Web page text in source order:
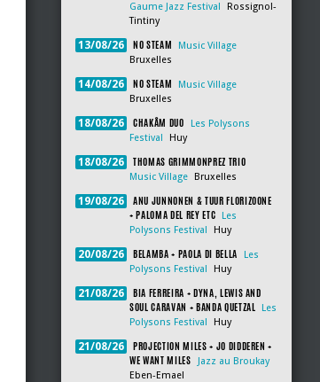
Gaume Jazz Festival
Rossignol-
Tintiny
13/08/26 NO STEAM
Music Village
Bruxelles
14/08/26 NO STEAM
Music Village
Bruxelles
18/08/26 CHAKÂM DUO
Les Polysons
Festival
Huy
18/08/26 THOMAS GRIMMONPREZ TRIO
Music Village Bruxelles
19/08/26
ANU JUNNONEN & TUUR FLORIZOONE
+ PALOMA DEL REY ETC
Les
Polysons Festival
Huy
20/08/26 BELAMBA + PAOLA DI BELLA
Les
Polysons Festival
Huy
21/08/26
BIA FERREIRA + DYNA, LEWIS AND
SOUL CARAVAN + BANDA QUETZAL
Les
Polysons Festival
Huy
21/08/26
PROJECTION MILES + JO DIDDEREN +
WE WANT MILES
Jazz au Broukay
Eben-Emael